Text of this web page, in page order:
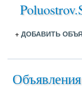
+ ДОБАВИТЬ